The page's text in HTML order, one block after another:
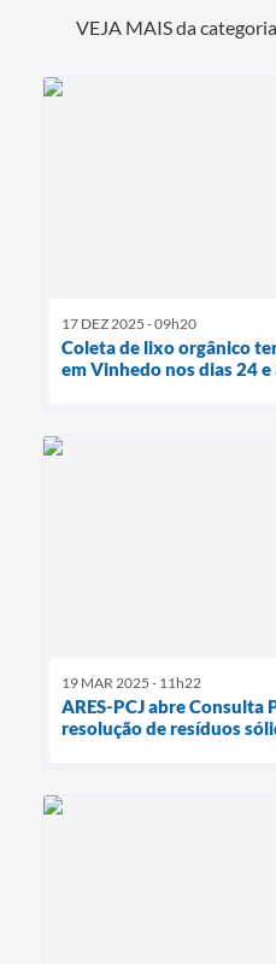
VEJA MAIS da categoria
17 DEZ 2025 - 09h20
Coleta de lixo orgânico
em Vinhedo nos dias 24
19 MAR 2025 - 11h22
ARES-PCJ abre Consulta
resolução de resíduos